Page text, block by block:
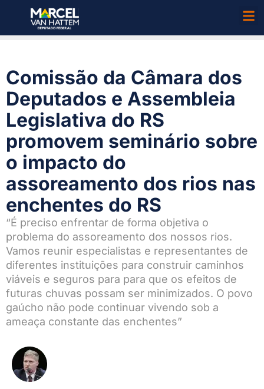
Comissão da Câmara dos
Deputados e Assembleia
Legislativa do RS
promovem seminário sobre
o impacto do
assoreamento dos rios nas
enchentes do RS
“É preciso enfrentar de forma objetiva o
problema do assoreamento dos nossos rios.
Vamos reunir especialistas e representantes de
diferentes instituições para construir caminhos
viáveis e seguros para para que os efeitos de
futuras chuvas possam ser minimizados. O povo
gaúcho não pode continuar vivendo sob a
ameaça constante das enchentes”